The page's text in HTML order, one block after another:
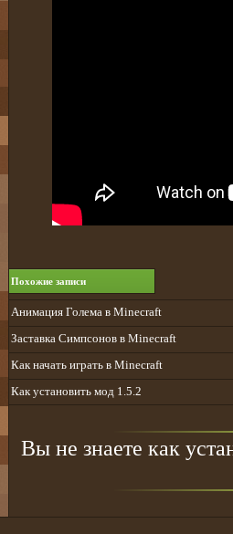
Похожие записи
Анимация Голема в Minecraft
Заставка Симпсонов в Minecraft
Как начать играть в Minecraft
Как установить мод 1.5.2
Вы не знаете как